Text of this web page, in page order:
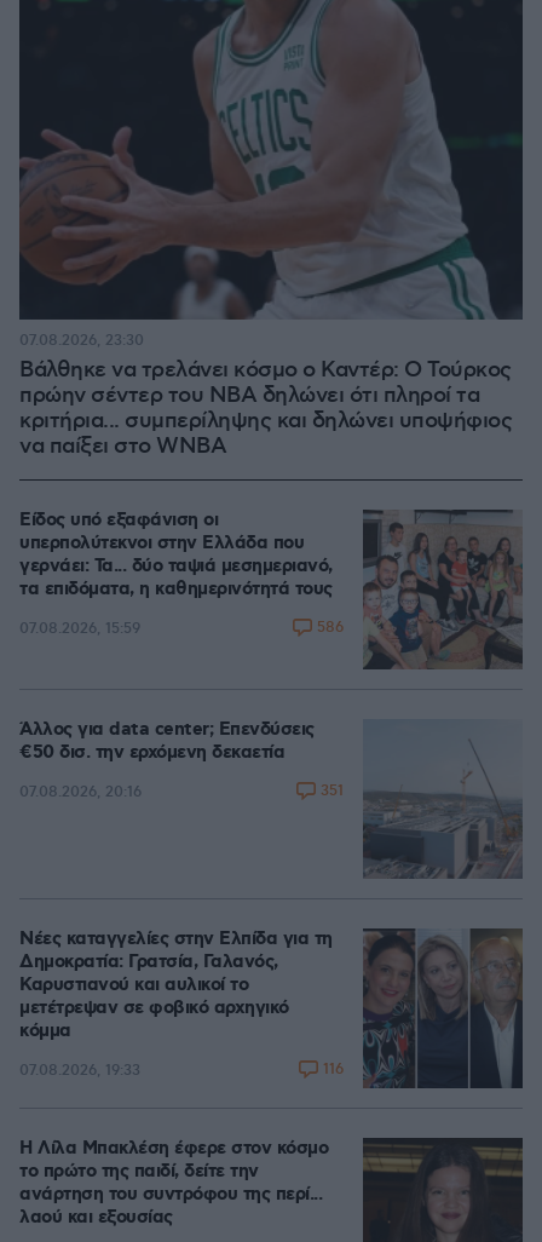
Βάλθηκε να τρελάνει κόσμο ο Καντέρ: Ο Τούρκος
πρώην σέντερ του NBA δηλώνει ότι πληροί τα
κριτήρια... συμπερίληψης και δηλώνει υποψήφιος
να παίξει στο WNBA
07.08.2026, 23:30
Είδος υπό εξαφάνιση οι
υπερπολύτεκνοι στην Ελλάδα που
γερνάει: Τα... δύο ταψιά μεσημεριανό,
τα επιδόματα, η καθημερινότητά τους
07.08.2026, 15:59 586
Άλλος για data center; Επενδύσεις
€50 δισ. την ερχόμενη δεκαετία
07.08.2026, 20:16 351
Νέες καταγγελίες στην Ελπίδα για τη
Δημοκρατία: Γρατσία, Γαλανός,
Καρυστιανού και αυλικοί το
μετέτρεψαν σε φοβικό αρχηγικό
κόμμα
07.08.2026, 19:33 116
Η Λίλα Μπακλέση έφερε στον κόσμο
το πρώτο της παιδί, δείτε την
ανάρτηση του συντρόφου της περί...
λαού και εξουσίας